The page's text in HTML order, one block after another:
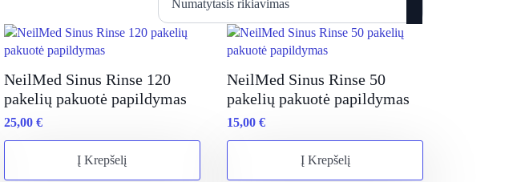
NeilMed Sinus Rinse 120
pakelių pakuotė papildymas
25,00 €
Į Krepšelį
NeilMed Sinus Rinse 50
pakelių pakuotė papildymas
15,00€
Į Krepšelį